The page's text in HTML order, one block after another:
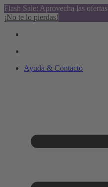
Flash Sale: Aprovecha las
¡No te lo pierdas!
Ayuda & Contacto